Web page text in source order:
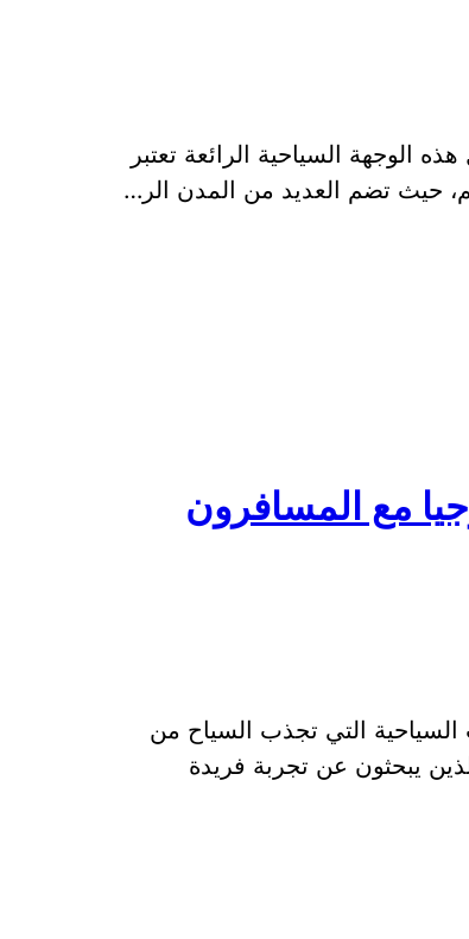
السياحية الرائعة تعتبر
حيث تضم العديد من المدن الر…
مع المسافرون
التي تجذب السياح من
يبحثون عن تجربة فريدة